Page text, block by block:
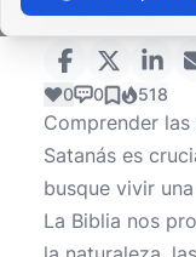
Biblia?
0 0 518
Comprender
Satanás es
busque vivir
La Biblia nos